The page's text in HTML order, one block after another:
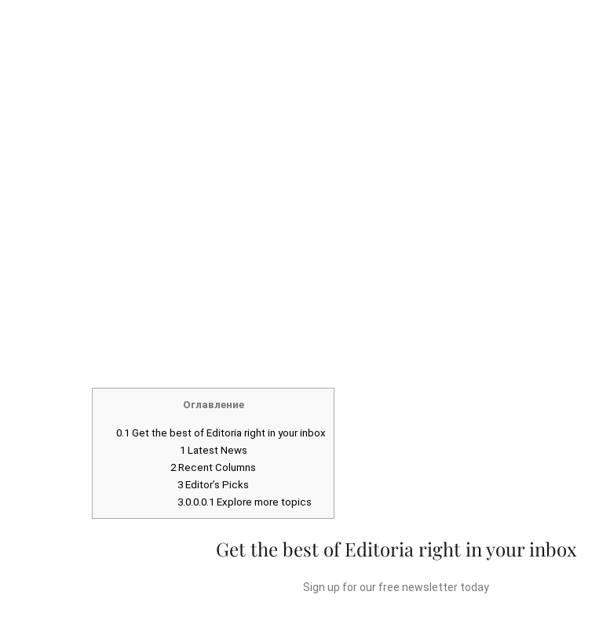
Оглавление
0.1 Get the best of Editoria right in your inbox
1 Latest News
2 Recent Columns
3 Editor’s Picks
3.0.0.0.1 Explore more topics
Get the best of Editoria right in your inbox
Sign up for our free newsletter today